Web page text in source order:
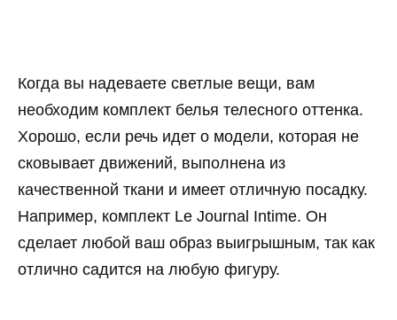
Когда вы надеваете светлые вещи, вам
необходим комплект белья телесного оттенка.
Хорошо, если речь идет о модели, которая не
сковывает движений, выполнена из
качественной ткани и имеет отличную посадку.
Например, комплект Le Journal Intime. Он
сделает любой ваш образ выигрышным, так как
отлично садится на любую фигуру.